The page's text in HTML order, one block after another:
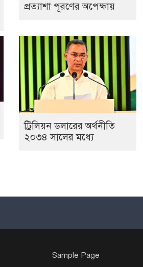
প্রত্যাশা পূরণের অপেক্ষায়
ট্রিলিয়ন ডলারের অর্থনীতি
২০৩৪ সালের মধ্যে
Sample Page